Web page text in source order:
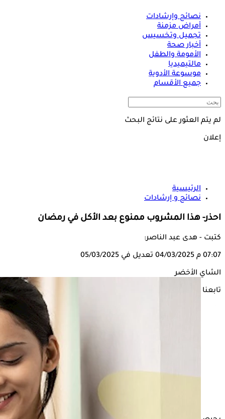
نصائح وإرشادات
أمراض مزمنة
تجميل وتخسيس
أخبار صحة
الأمومة والطفل
مالتيميديا
موسوعة الأدوية
جميع الأقسام
لم يتم العثور على نتائج البحث
إعلان
الرئيسية
نصائح و إرشادات
احذر- هذا المشروب ممنوع بعد الأكل في رمضان
كتبت - هدى عبد الناصر:
07:07 م 04/03/2025 تعديل في 05/03/2025
الشاي الأخضر
تابعنا على